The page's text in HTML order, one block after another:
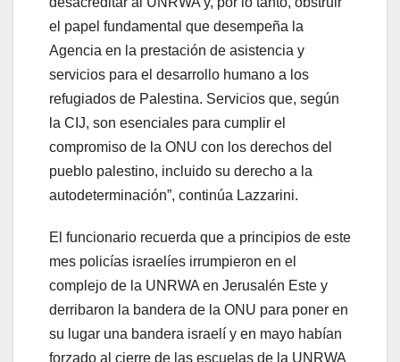
el papel fundamental que desempeña la
Agencia en la prestación de asistencia y
servicios para el desarrollo humano a los
refugiados de Palestina. Servicios que, según
la CIJ, son esenciales para cumplir el
compromiso de la ONU con los derechos del
pueblo palestino, incluido su derecho a la
autodeterminación”, continúa Lazzarini.
El funcionario recuerda que a principios de este
mes policías israelíes irrumpieron en el
complejo de la UNRWA en Jerusalén Este y
derribaron la bandera de la ONU para poner en
su lugar una bandera israelí y en mayo habían
forzado al cierre de las escuelas de la UNRWA